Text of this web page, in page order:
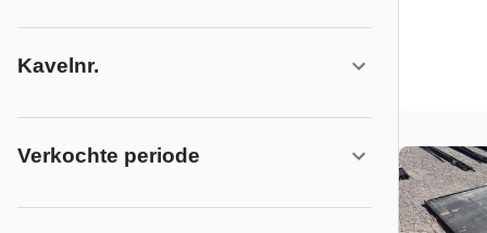
Kavelnr.
Verkochte periode